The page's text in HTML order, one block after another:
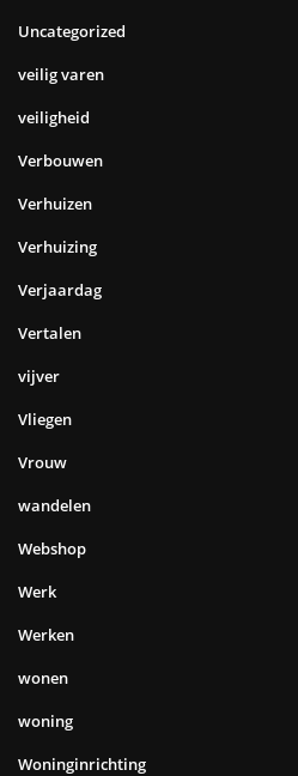
Uncategorized
veilig varen
veiligheid
Verbouwen
Verhuizen
Verhuizing
Verjaardag
Vertalen
vijver
Vliegen
Vrouw
wandelen
Webshop
Werk
Werken
wonen
woning
Woninginrichting